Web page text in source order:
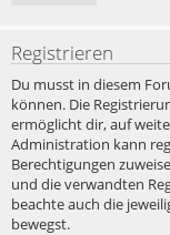
Registrieren
Du musst in diesem
können. Die
ermöglicht dir, auf
Administration kann
Berechtigungen
und die verwandten
beachte auch die
bewegst.